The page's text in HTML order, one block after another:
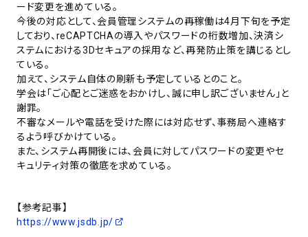
ード変更を進めている。
今後の対応として、会員管理システムの再稼働は4月下旬を予定
しており、reCAPTCHAの導入やパスワードの桁数増加、決済シ
ステムにおける3Dセキュアの採用など、再発防止策を講じるとし
ている。
加えて、システム自体の刷新も予定しているとのこと。
学会は「ご心配とご迷惑をおかけし、誠に申し訳ございません」と
謝罪。
不審なメールや電話を受けた際には対応せず、事務局へ連絡す
るよう呼びかけている。
また、システム再開後には、会員に対してパスワードの変更やセ
キュリティ対策の徹底を求めている。
【参考記事】
https://www.jsdb.jp/